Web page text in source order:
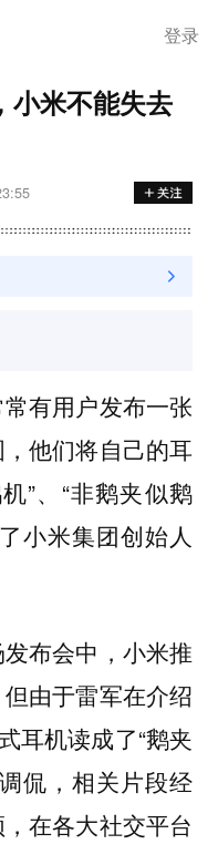
登录
小米不能失去
有用户发布一张
他们将自己的耳
”、“非鹅夹似鹅
小米集团创始人
布会中，小米推
由于雷军在介绍
耳机读成了“鹅夹
侃，相关片段经
在各大社交平台